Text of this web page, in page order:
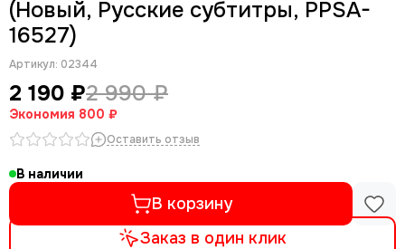
(Новый, Русские субтитры, PPSA-
16527)
Артикул: 02344
2 190 ₽2 990 ₽
Экономия 800 ₽
Оставить отзыв
В наличии
В корзину
Заказ в один клик